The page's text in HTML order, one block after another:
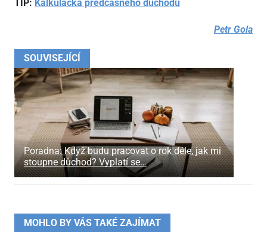
SOUVISEJÍCÍ
Poradna: Když budu pracovat o rok déle, jak mi
stoupne důchod? Vyplatí se…
TIP: Kalkulačka předčasného důchodu
Petr Gola
MOHLO BY VÁS TAKÉ ZAJÍMAT